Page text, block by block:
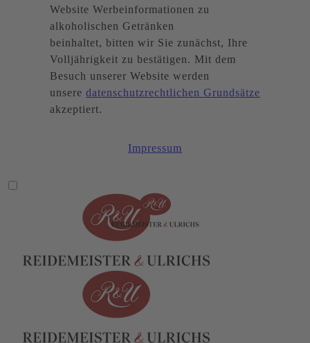
Website Werbeinformationen zu
alkoholischen Getränken
beinhaltet, bitten wir Sie zunächst, Ihre
Volljährigkeit zu bestätigen. Mit dem
Besuch unserer Website werden
unsere datenschutzrechtlichen Grundsätze
akzeptiert.
Impressum